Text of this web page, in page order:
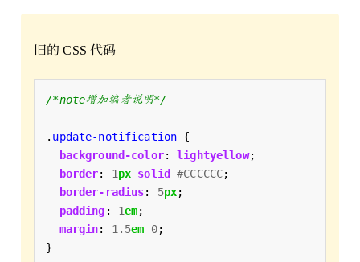
旧的 CSS 代码
/*note增加编者说明*/
. update-notification
background-color: lightyellow
border: 1px solid #CCCCCC
border-radius: 5px
padding : 1em
margin: 1.5em 0